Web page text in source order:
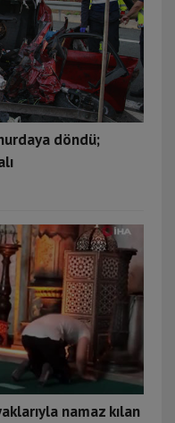
döndü;
namaz kılan